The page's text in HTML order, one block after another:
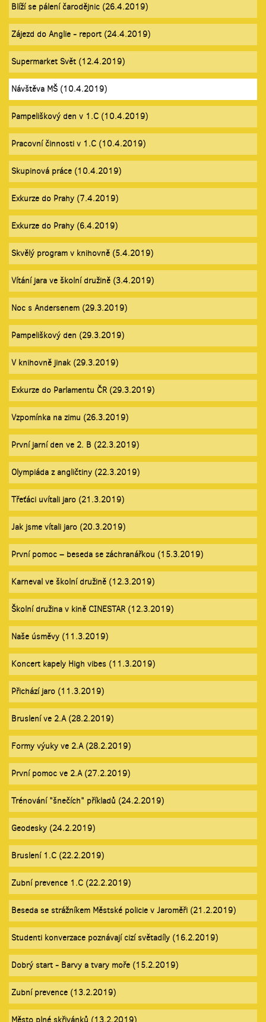
Blíží se pálení čarodějnic (26.4.2019)
Zájezd do Anglie - report (24.4.2019)
Supermarket Svět (12.4.2019)
Návštěva MŠ (10.4.2019)
Pampeliškový den v 1.C (10.4.2019)
Pracovní činnosti v 1.C (10.4.2019)
Skupinová práce (10.4.2019)
Exkurze do Prahy (7.4.2019)
Exkurze do Prahy (6.4.2019)
Skvělý program v knihovně (5.4.2019)
Vítání jara ve školní družině (3.4.2019)
Noc s Andersenem (29.3.2019)
Pampeliškový den (29.3.2019)
V knihovně jinak (29.3.2019)
Exkurze do Parlamentu ČR (29.3.2019)
Vzpomínka na zimu (26.3.2019)
První jarní den ve 2. B (22.3.2019)
Olympiáda z angličtiny (22.3.2019)
Třeťáci uvítali jaro (21.3.2019)
Jak jsme vítali jaro (20.3.2019)
První pomoc – beseda se záchranářkou (15.3.2019)
Karneval ve školní družině (12.3.2019)
Školní družina v kině CINESTAR (12.3.2019)
Naše úsměvy (11.3.2019)
Koncert kapely High vibes (11.3.2019)
Přichází jaro (11.3.2019)
Bruslení ve 2.A (28.2.2019)
Formy výuky ve 2.A (28.2.2019)
První pomoc ve 2.A (27.2.2019)
Trénování "šnečích" příkladů (24.2.2019)
Geodesky (24.2.2019)
Bruslení 1.C (22.2.2019)
Zubní prevence 1.C (22.2.2019)
Beseda se strážníkem Městské policie v Jaroměři (21.2.2019)
Studenti konverzace poznávají cizí světadíly (16.2.2019)
Dobrý start - Barvy a tvary moře (15.2.2019)
Zubní prevence (13.2.2019)
Město plné skřivánků (13.2.2019)